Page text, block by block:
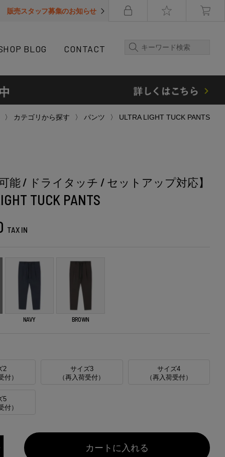
販売スタッフ募集のお知らせ
BLOG CONTACT
カテゴリから探す パンツ ULTRA LIGHT TUCK PANTS
能 / ドライタッチ / セットアップ対応】
TUCK PANTS
TAX IN
NAVY BROWN
2
付）
サイズ3
（再入荷受付）
サイズ4
（再入荷受付）
5
付）
カートに入れる